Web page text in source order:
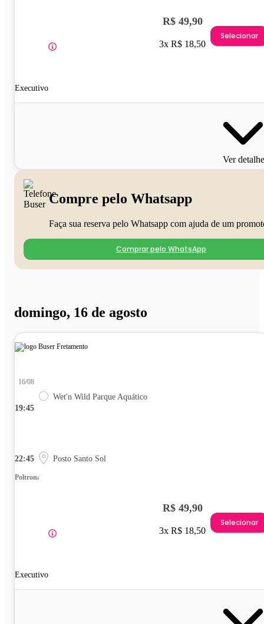
Executivo
R$ 49,90
3x R$ 18,50
Selecionar
Ver
Compre pelo Whatsapp
Faça sua reserva pelo Whatsapp com ajuda de um
Comprar pelo WhatsApp
domingo, 16 de agosto
19:45
16/08
Wet'n Wild Parque Aquático
22:45 Posto Santo Sol
Poltrona
Executivo
R$ 49,90
3x R$ 18,50
Selecionar